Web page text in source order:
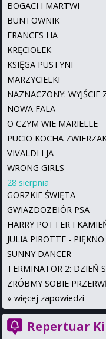
BOGACI I MARTWI
BUNTOWNIK
FRANCES HA
KRĘCIOŁEK
KSIĘGA PUSTYNI
MARZYCIELKI
NAZNACZONY:
NOWA FALA
O CZYM WIE MARIELLE
PUCIO KOCHA
VIVALDI I JA
WRONG GIRLS
28 sierpnia
GORZKIE ŚWIĘTA
GWIAZDOZBIÓR PSA
HARRY POTTER I
JULIA PIROTTE -
SUNNY DANCER
TERMINATOR 2: DZIEŃ
ZRÓBMY SOBIE
» więcej zapowiedzi
Repertuar